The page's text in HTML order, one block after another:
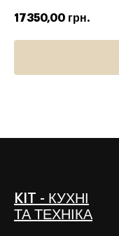
17350,00 грн.
KIT - КУХНІ
ТА ТЕХНІКА